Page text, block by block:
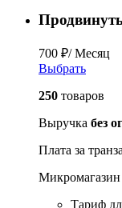
700 ₽/ Месяц
Выбрать
250 товаров
Выручка без
Плата за
Микромагазин
Тариф